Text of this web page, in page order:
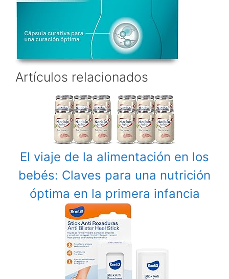
Artículos relacionados
El viaje de la alimentación en los
bebés: Claves para una nutrición
óptima en la primera infancia